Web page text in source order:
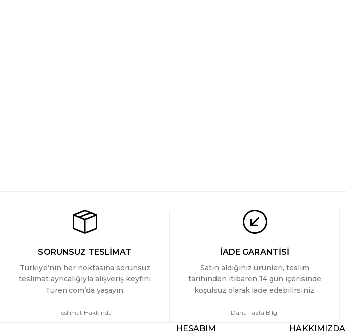
SORUNSUZ TESLİMAT
Türkiye’nin her noktasına sorunsuz
teslimat ayrıcalığıyla alışveriş keyfini
Turen.com’da yaşayın.
Teslimat Hakkında
İADE GARANTİSİ
Satın aldığınız ürünleri, teslim
tarihinden itibaren 14 gün içerisinde
koşulsuz olarak iade edebilirsiniz.
Daha Fazla Bilgi
HESABIM HAKKIMIZDA